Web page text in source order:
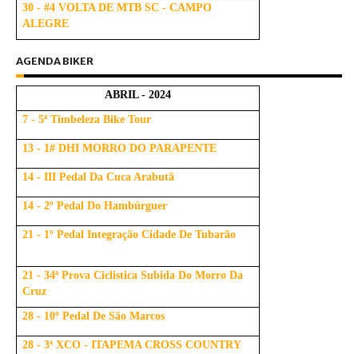
30 - #4 VOLTA DE MTB SC - CAMPO
ALEGRE
AGENDA BIKER
ABRIL - 2024
7 - 5ª Timbeleza Bike Tour
13 - 1# DHI MORRO DO PARAPENTE
14 - III Pedal Da Cuca Arabutã
14 - 2º Pedal Do Hambúrguer
21 - 1º Pedal Integração Cidade De Tubarão
21 - 34ª Prova Ciclistica Subida Do Morro Da
Cruz
28 - 10º Pedal De São Marcos
28 - 3ª XCO - ITAPEMA CROSS COUNTRY